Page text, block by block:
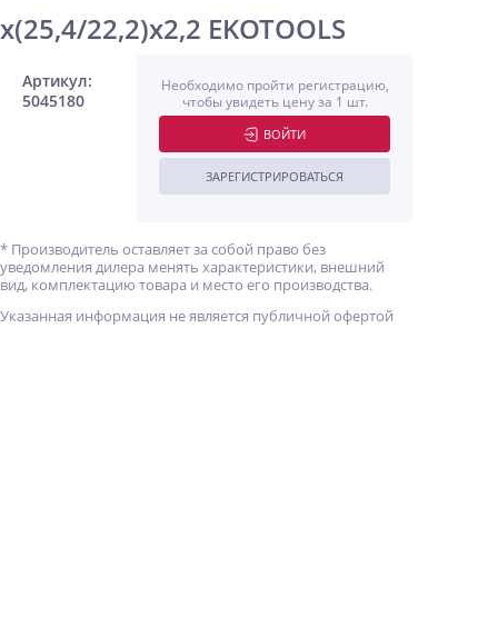
22,2)х2,2 EKOTOOLS
Артикул:
5045180
Необходимо пройти регистрацию,
чтобы увидеть цену за 1 шт.
ВОЙТИ
ЗАРЕГИСТРИРОВАТЬСЯ
* Производитель оставляет за собой право без
уведомления дилера менять характеристики, внешний
вид, комплектацию товара и место его производства.
Указанная информация не является публичной офертой